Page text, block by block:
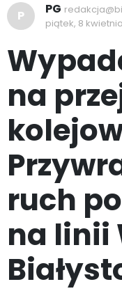
P PG
piątek, 8
na
ruch
na linii